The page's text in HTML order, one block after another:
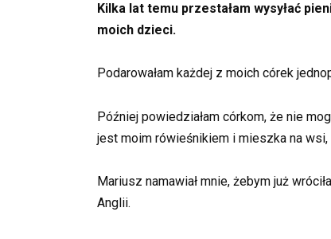
Kilka lat temu przestałam wysyłać
moich dzieci.
Podarowałam każdej z moich córek
Później powiedziałam córkom, że nie
jest moim rówieśnikiem i mieszka na
Mariusz namawiał mnie, żebym już
Anglii.